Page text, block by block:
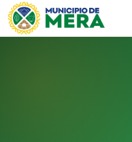
Gobierno Autónomo